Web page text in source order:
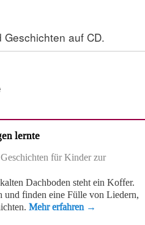
auf CD.
lernte
für Kinder zur
Dachboden steht ein Koffer.
finden eine Fülle von Liedern,
Mehr erfahren →